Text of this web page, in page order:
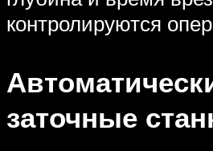
контролируются
заточные